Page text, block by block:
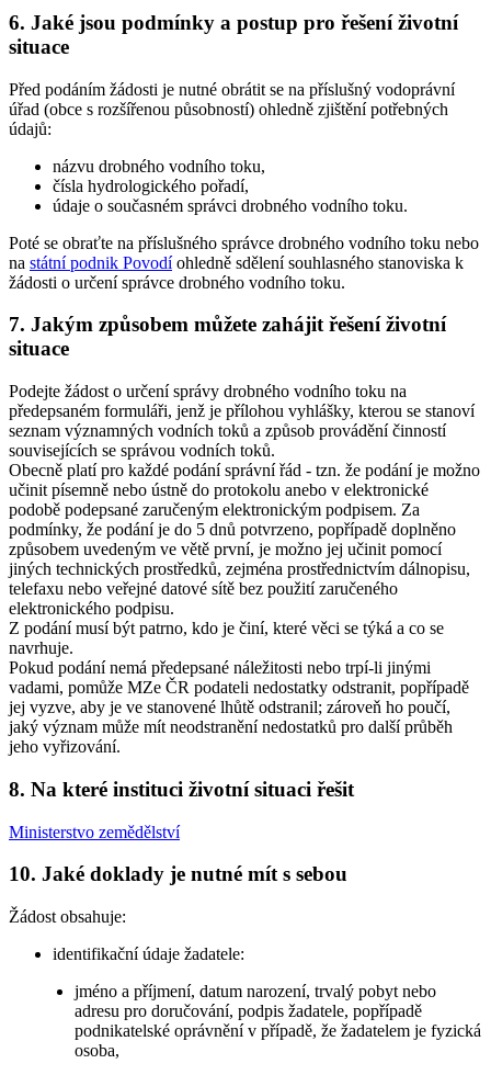
6. Jaké jsou podmínky a postup pro řešení životní
situace
Před podáním žádosti je nutné obrátit se na příslušný vodoprávní
úřad (obce s rozšířenou působností) ohledně zjištění potřebných
údajů:
názvu drobného vodního toku,
čísla hydrologického pořadí,
údaje o současném správci drobného vodního toku.
Poté se obraťte na příslušného správce drobného vodního toku nebo
na státní podnik Povodíohledně sdělení souhlasného stanoviska k
žádosti o určení správce drobného vodního toku.
7. Jakým způsobem můžete zahájit řešení životní
situace
Podejte žádost o určení správy drobného vodního toku na
předepsaném formuláři, jenž je přílohou vyhlášky, kterou se stanoví
seznam významných vodních toků a způsob provádění činností
souvisejících se správou vodních toků.
Obecně platí pro každé podání správní řád - tzn. že podání je možno
učinit písemně nebo ústně do protokolu anebo v elektronické
podobě podepsané zaručeným elektronickým podpisem. Za
podmínky, že podání je do 5 dnů potvrzeno, popřípadě doplněno
způsobem uvedeným ve větě první, je možno jej učinit pomocí
jiných technických prostředků, zejména prostřednictvím dálnopisu,
telefaxu nebo veřejné datové sítě bez použití zaručeného
elektronického podpisu.
Z podání musí být patrno, kdo je činí, které věci se týká a co se
navrhuje.
Pokud podání nemá předepsané náležitosti nebo trpí-li jinými
vadami, pomůže MZe ČR podateli nedostatky odstranit, popřípadě
jej vyzve, aby je ve stanovené lhůtě odstranil; zároveň ho poučí,
jaký význam může mít neodstranění nedostatků pro další průběh
jeho vyřizování.
8. Na které instituci životní situaci řešit
Ministerstvo zemědělství
10. Jaké doklady je nutné mít s sebou
Žádost obsahuje:
identifikační údaje žadatele:
jméno a příjmení, datum narození, trvalý pobyt nebo
adresu pro doručování, podpis žadatele, popřípadě
podnikatelské oprávnění v případě, že žadatelem je fyzická
osoba,